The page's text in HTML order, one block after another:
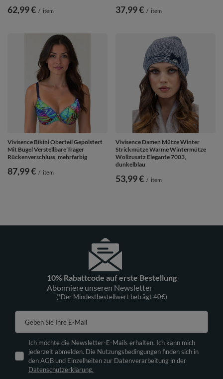
62,99 € / item 37,99 € / item
Vivisence Bikini Oberteil Gepolstert
Mit Bügel Verstellbare Träger
Rückenverschluss, mehrfarbig
87,99 € / item
Vivisence Damen Mütze Winter
Strickmütze Warme Wintermütze
Wollzusatz Elegante 7003,
dunkelblau
53,99 € / item
10% Rabattcode auf erste Bestellung
Abonniere unseren Newsletter
(*Der Mindestbestellwert beträgt 40€)
Geben Sie Ihre E-Mail
Ich möchte die Newsletter-E-Mails erhalten. Ich kann mich
jederzeit abmelden. Die Nutzungsbedingungen finden sich in
den AGB und Einzelheiten zur Datenverarbeitung in der
Datenschutzerklärung.